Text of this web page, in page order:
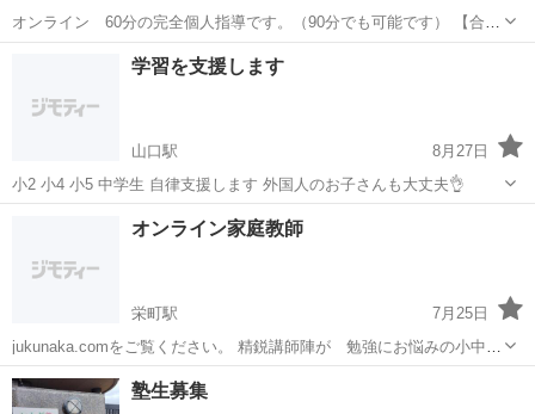
オンライン 60分の完全個人指導です。（90分でも可能です） 【合格
実績】 令和3年度 慶応義塾大学(医学部) 現役 東京医科歯
科大学 現役 名古屋大学(保健学科) 名城大学(...
名古屋市 塾 医学部
学習を支援します
山口駅
8月27日
小2 小4 小5 中学生 自律支援します 外国人のお子さんも大丈夫👌
山口駅 塾 外国人
オンライン家庭教師
栄町駅
7月25日
jukunaka.comをご覧ください。 精鋭講師陣が 勉強にお悩みの小中学
生から難関大学、国公立大、私立大受験の高校生の定期テスト対策か
ら受験対策までオンラインマンツーマンで指導致します。料金は一万
愛知 名古屋市 栄町駅
塾生募集